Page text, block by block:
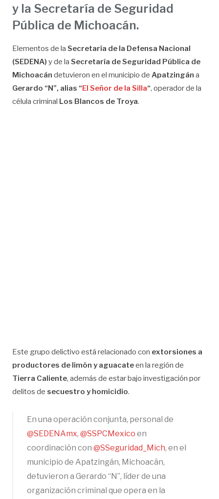
y la Secretaría de Seguridad
Pública de Michoacán.
Elementos de la Secretaría de la Defensa Nacional
(SEDENA) y de la Secretaría de Seguridad Pública de
Michoacán detuvieron en el municipio de Apatzingán a
Gerardo “N”, alias “El Señor de la Silla“, operador de la
célula criminal Los Blancos de Troya.
Este grupo delictivo está relacionado con extorsiones a
productores de limón y aguacateen la región de
Tierra Caliente, además de estar bajo investigación por
delitos de secuestro y homicidio.
En una operación conjunta, personal de
@SEDENAmx, @SSPCMexico en
coordinación con @SSeguridad_Mich, en el
municipio de Apatzingán, Michoacán,
detuvieron a Gerardo “N”, líder de una
organización criminal que opera en la